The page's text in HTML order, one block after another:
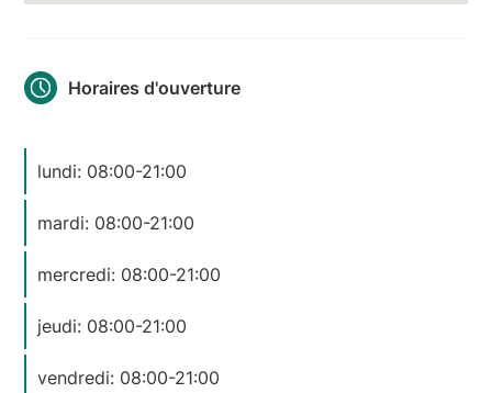
Horaires d'ouverture
lundi: 08:00-21:00
mardi: 08:00-21:00
mercredi: 08:00-21:00
jeudi: 08:00-21:00
vendredi: 08:00-21:00